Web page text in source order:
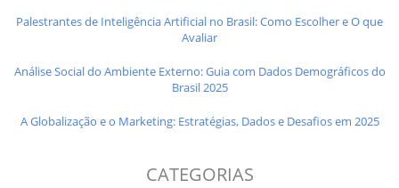
Palestrantes de Inteligência Artificial no Brasil: Como Escolher e O que
Avaliar
Análise Social do Ambiente Externo: Guia com Dados Demográficos do
Brasil 2025
A Globalização e o Marketing: Estratégias, Dados e Desafios em 2025
CATEGORIAS